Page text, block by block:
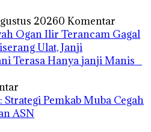
20260 Komentar
Ogan Ilir Terancam Gagal
Ulat, Janji
Terasa Hanya janji Manis
Pemkab Muba Cegah
ASN